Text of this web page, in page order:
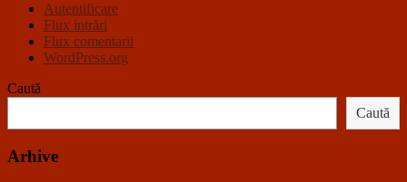
Autentificare
Flux intrări
Flux comentarii
WordPress.org
Caută
Caută
Arhive